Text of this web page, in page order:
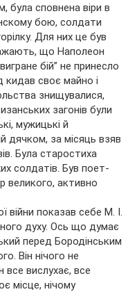
була сповнена віри в
бою, солдати
Для них це був
що Наполеон
бій” не принесло
кидав своє майно і
знищувалися,
загонів були
мужицькі й
дячком, за місяць взяв
Була старостиха
солдатів. Був поет-
великого, активно
війни показав себе М. І.
духу. Ось що думає
перед Бородінським
Він нічого не
все вислухає, все
місце, нічому